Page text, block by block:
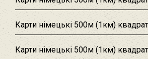
Карти німецькі 500м (1км)
Карти німецькі 500м (1км)